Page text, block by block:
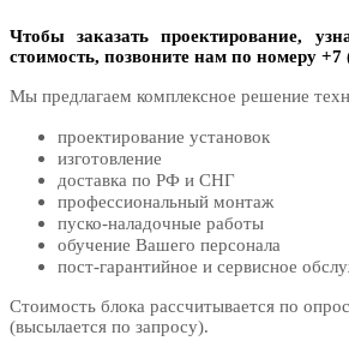
Чтобы заказать проектирование,
стоимость, позвоните нам по номеру +7
Мы предлагаем комплексное решение
проектирование установок
изготовление
доставка по РФ и СНГ
профессиональный монтаж
пуско-наладочные работы
обучение Вашего персонала
пост-гарантийное и сервисное
Стоимость блока рассчитывается по
(высылается по запросу).